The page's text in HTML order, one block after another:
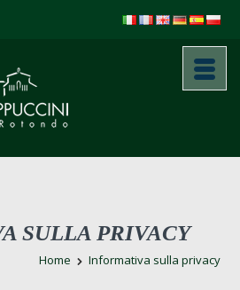
SULLA PRIVACY
Home Informativa sulla privacy